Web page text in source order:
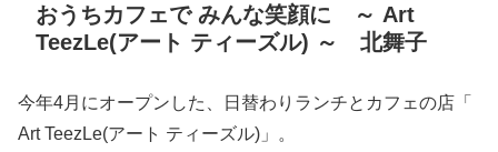
おうちカフェで みんな笑顔に ～ Art
TeezLe(アート ティーズル) ～ 北舞子
今年4月にオープンした、日替わりランチとカフェの店「
Art TeezLe(アート ティーズル)」。